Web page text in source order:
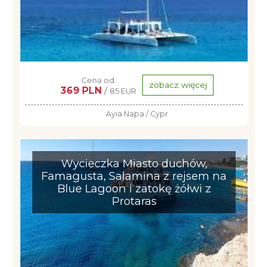
Cena od:
369 PLN / 85 EUR
zobacz więcej
Ayia Napa / Cypr
Wycieczka Miasto duchów,
Famagusta, Salamina z rejsem na
Blue Lagoon i zatokę żółwi z
Protaras